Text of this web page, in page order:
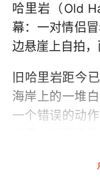
哈里岩（Old
幕：一对情侣
边悬崖上自拍，
旧哈里岩距今
海岸上的一堆
一个错误的动
示：“这张照片